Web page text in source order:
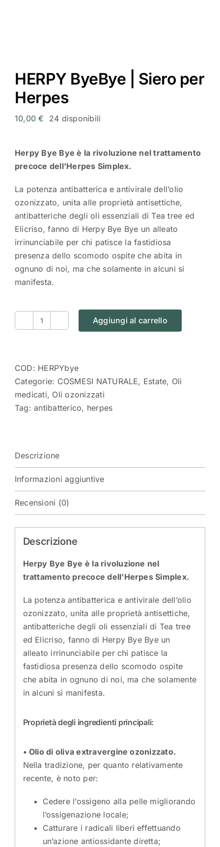
HERPY ByeBye | Siero per
Herpes
10,00€ 24 disponibili
Herpy Bye Bye è la rivoluzione nel trattamento
precoce dell’Herpes Simplex.
La potenza antibatterica e antivirale dell’olio
ozonizzato, unita alle proprietà antisettiche,
antibatteriche degli oli essenziali di Tea tree ed
Elicriso, fanno di Herpy Bye Bye un alleato
irrinunciabile per chi patisce la fastidiosa
presenza dello scomodo ospite che abita in
ognuno di noi, ma che solamente in alcuni si
manifesta.
HERPY
Siero
per
Herpes
quantità
Aggiungi al carrello
COD: HERPYbye
Categorie: COSMESI NATURALE, Estate, Oli
medicati, Oli ozonizzati
Tag:antibatterico, herpes
Descrizione
Informazioni aggiuntive
Recensioni (0)
Descrizione
Herpy Bye Bye è la rivoluzione nel
trattamento precoce dell’Herpes Simplex.
La potenza antibatterica e antivirale dell’olio
ozonizzato, unita alle proprietà antisettiche,
antibatteriche degli oli essenziali di Tea tree
ed Elicriso, fanno di Herpy Bye Bye un
alleato irrinunciabile per chi patisce la
fastidiosa presenza dello scomodo ospite
che abita in ognuno di noi, ma che solamente
in alcuni si manifesta.
Proprietà degli ingredienti principali:
• Olio di oliva extravergine ozonizzato.
Nella tradizione, per quanto relativamente
recente, è noto per:
Cedere l’ossigeno alla pelle migliorando
l’ossigenazione locale;
Catturare i radicali liberi effettuando
un’azione antiossidante diretta;